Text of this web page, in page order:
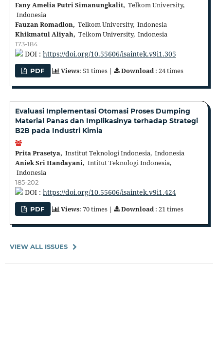
Fany Amelia Putri Simanungkalit, Telkom University,
Indonesia
Fauzan Romadlon, Telkom University, Indonesia
Khikmatul Aliyah, Telkom University, Indonesia
173-184
DOI : https://doi.org/10.55606/isaintek.v9i1.305
PDF Views: 51 times | Download: 24 times
Evaluasi Implementasi Otomasi Proses Dumping
Material Panas dan Implikasinya terhadap Strategi
B2B pada Industri Kimia
Prita Prasetya, Institut Teknologi Indonesia, Indonesia
Aniek Sri Handayani, Intitut Teknologi Indonesia,
Indonesia
185-202
DOI : https://doi.org/10.55606/isaintek.v9i1.424
PDF Views: 70 times | Download: 21 times
VIEW ALL ISSUES